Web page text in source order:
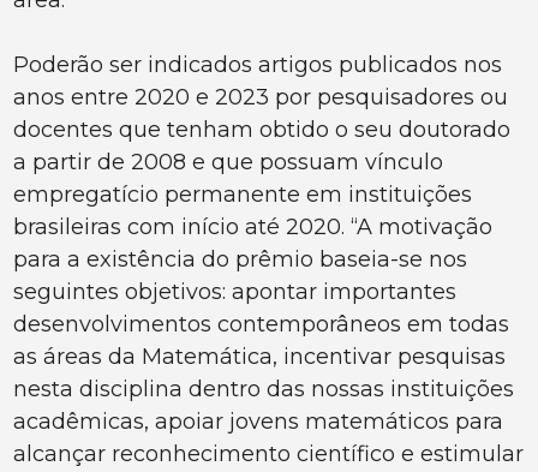
Poderão ser indicados artigos publicados nos
anos entre 2020 e 2023 por pesquisadores ou
docentes que tenham obtido o seu doutorado
a partir de 2008 e que possuam vínculo
empregatício permanente em instituições
brasileiras com início até 2020. “A motivação
para a existência do prêmio baseia-se nos
seguintes objetivos: apontar importantes
desenvolvimentos contemporâneos em todas
as áreas da Matemática, incentivar pesquisas
nesta disciplina dentro das nossas instituições
acadêmicas, apoiar jovens matemáticos para
alcançar reconhecimento científico e estimular